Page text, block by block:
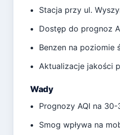
Stacja przy ul.
Dostęp do prognoz
Benzen na poziomie
Aktualizacje jakości
Wady
Prognozy AQI na
Smog wpływa na